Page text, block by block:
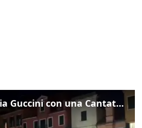
Venezia omaggia Guccini con una Cantata Anarchica in campo Santa Margherita